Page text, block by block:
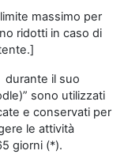
massimo per
ridotti in caso di
durante il suo
sono utilizzati
e conservati per
le attività
giorni (*).